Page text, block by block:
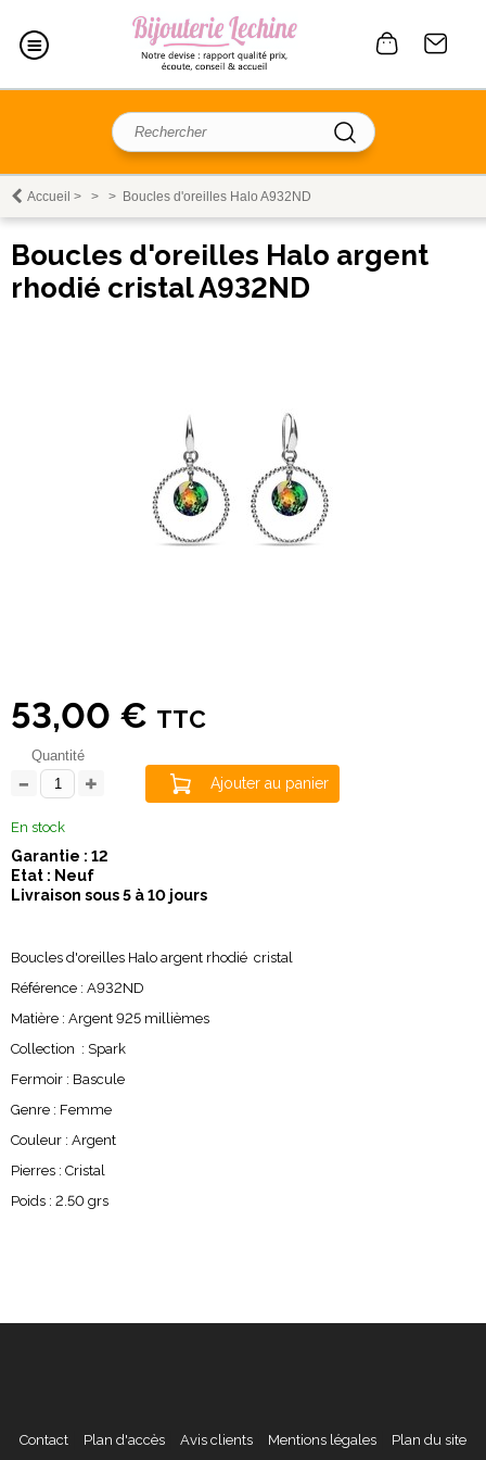
Accueil > > > Boucles d'oreilles Halo A932ND
Boucles d'oreilles Halo argent
rhodié cristal A932ND
53,00 € TTC
Quantité
Ajouter au panier
En stock
Garantie : 12
Etat : Neuf
Livraison sous 5 à 10 jours
Boucles d'oreilles Halo argent rhodié cristal
Référence : A932ND
Matière : Argent 925 millièmes
Collection : Spark
Fermoir : Bascule
Genre : Femme
Couleur : Argent
Pierres : Cristal
Poids : 2.50 grs
Contact Plan d'accès Avis clients Mentions légales Plan du site